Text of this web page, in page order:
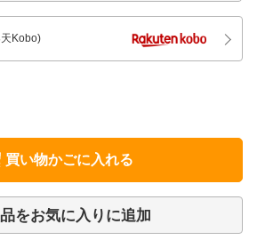
Kobo)
買い物かごに入れる
をお気に入りに追加